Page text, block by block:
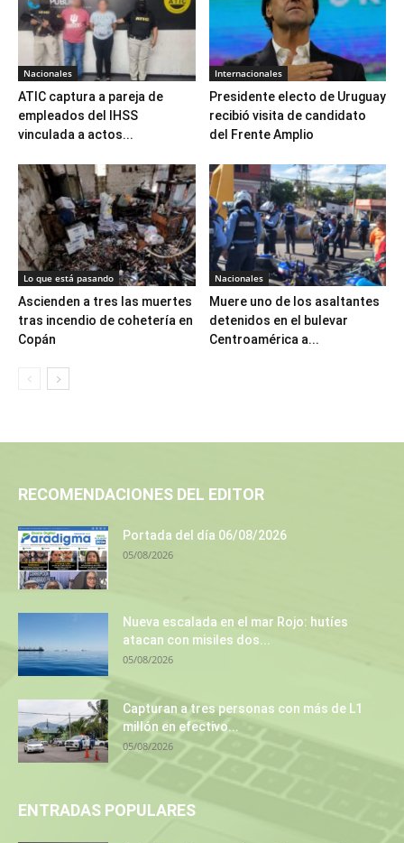
Nacionales
ATIC captura a pareja de
empleados del IHSS
vinculada a actos...
Internacionales
Presidente electo de Uruguay
recibió visita de candidato
del Frente Amplio
Lo que está pasando
Ascienden a tres las muertes
tras incendio de cohetería en
Copán
Nacionales
Muere uno de los asaltantes
detenidos en el bulevar
Centroamérica a...
RECOMENDACIONES DEL EDITOR
Portada del día 06/08/2026
05/08/2026
Nueva escalada en el mar Rojo: hutíes
atacan con misiles dos...
05/08/2026
Capturan a tres personas con más de L1
millón en efectivo...
05/08/2026
ENTRADAS POPULARES